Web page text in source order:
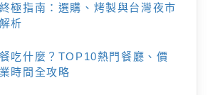
極指南：選購、烤製與台灣夜市
析
吃什麼？TOP10熱門餐廳、價
時間全攻略